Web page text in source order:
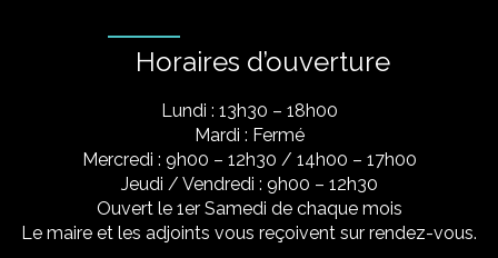
Horaires d’ouverture
Lundi : 13h30 – 18h00
Mardi : Fermé
Mercredi : 9h00 – 12h30 / 14h00 – 17h00
Jeudi / Vendredi : 9h00 – 12h30
Ouvert le 1er Samedi de chaque mois
Le maire et les adjoints vous reçoivent sur rendez-vous.